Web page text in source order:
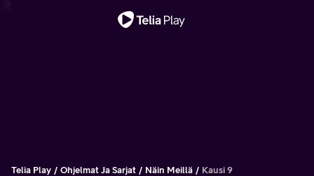
Telia Play Ohjelmat Ja Sarjat Näin Meillä Kausi 9